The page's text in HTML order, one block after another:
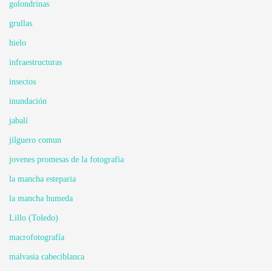
golondrinas
grullas
hielo
infraestructuras
insectos
inundación
jabalí
jilguero comun
jovenes promesas de la fotografia
la mancha esteparia
la mancha humeda
Lillo (Toledo)
macrofotografía
malvasia cabeciblanca